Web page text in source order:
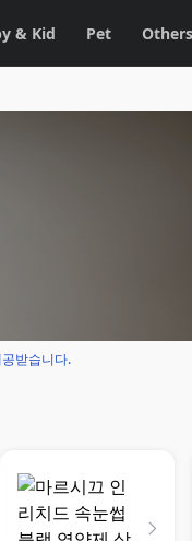
& Kid Pet Others
받습니다.